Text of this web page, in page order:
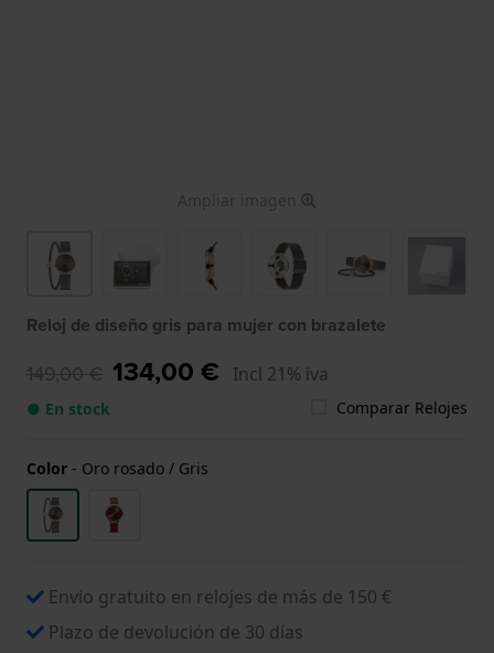
Ampliar imagen
Reloj de diseño gris para mujer con brazalete
149,00 € 134,00 € Incl 21% iva
● En stock Comparar Relojes
Color - Oro rosado / Gris
Envío gratuito en relojes de más de 150 €
Plazo de devolución de 30 días